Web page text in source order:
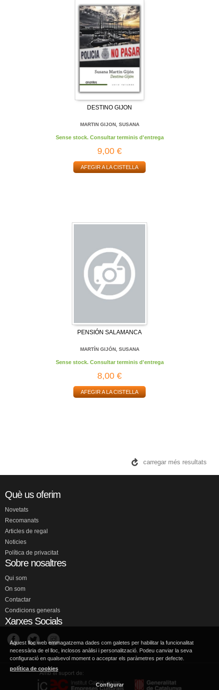
DESTINO GIJON
MARTIN GIJON, SUSANA
Sense stock. Consultar terminis d'entrega
9,00 €
AFEGIR A LA CISTELLA
PENSIÓN SALAMANCA
MARTÍN GIJÓN, SUSANA
Sense stock. Consultar terminis d'entrega
8,00 €
AFEGIR A LA CISTELLA
carregar més resultats
Què us oferim
Novetats
Recomanats
Articles de regal
Noticies
Política de privacitat
Sobre nosaltres
Qui som
On som
Contactar
Condicions generals
Xarxes Socials
Aquest lloc web emmagatzema dades com galetes per habilitar la funcionalitat
necessària de el lloc, inclosos anàlisi i personalització. Podeu canviar la seva
configuració en qualsevol moment o acceptar els paràmetres per defecte.
política de cookies
Configurar